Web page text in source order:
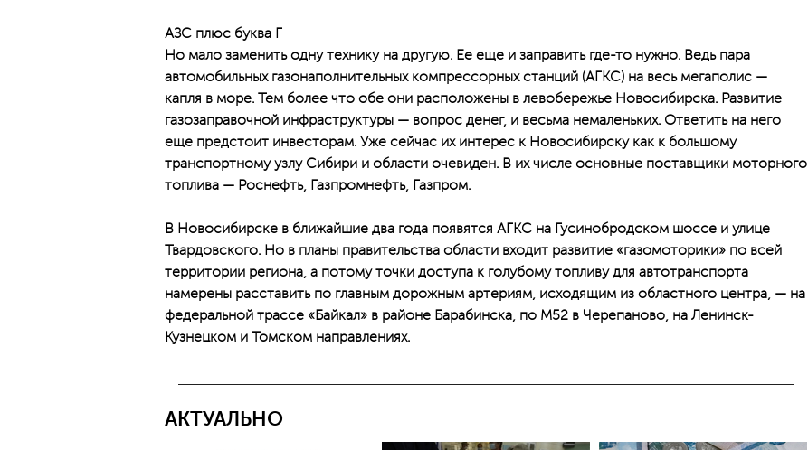
АЗС плюс буква Г
Но мало заменить одну технику на другую. Ее еще и заправить где-то нужно. Ведь пара
автомобильных газонаполнительных компрессорных станций (АГКС) на весь мегаполис —
капля в море. Тем более что обе они расположены в левобережье Новосибирска. Развитие
газозаправочной инфраструктуры — вопрос денег, и весьма немаленьких. Ответить на него
еще предстоит инвесторам. Уже сейчас их интерес к Новосибирску как к большому
транспортному узлу Сибири и области очевиден. В их числе основные поставщики моторного
топлива — Роснефть, Газпромнефть, Газпром.
В Новосибирске в ближайшие два года появятся АГКС на Гусинобродском шоссе и улице
Твардовского. Но в планы правительства области входит развитие «газомоторики» по всей
территории региона, а потому точки доступа к голубому топливу для автотранспорта
намерены расставить по главным дорожным артериям, исходящим из областного центра, — на
федеральной трассе «Байкал» в районе Барабинска, по М52 в Черепаново, на Ленинск-
Кузнецком и Томском направлениях.
АКТУАЛЬНО